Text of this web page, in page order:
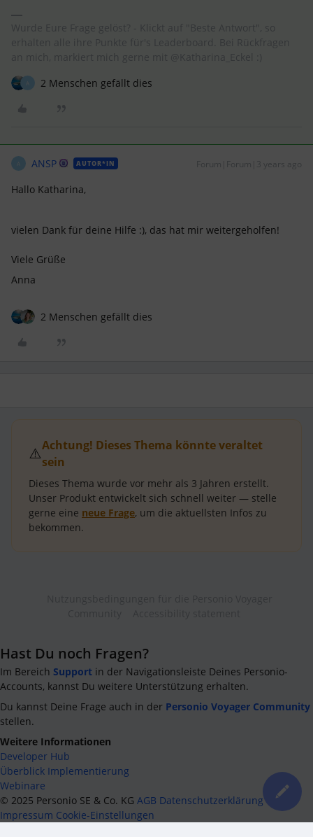
A 2 Menschen gefällt dies
A ANSP AUTOR*IN Forum|Forum|3 years ago
Hallo Katharina,
vielen Dank für deine Hilfe :), das hat mir weitergeholfen!
Viele Grüße
Anna
2 Menschen gefällt dies
⚠️Achtung! Dieses Thema könnte veraltet
sein
Dieses Thema wurde vor mehr als 3 Jahren erstellt.
Unser Produkt entwickelt sich schnell weiter — stelle
gerne eine neue Frage, um die aktuellsten Infos zu
bekommen.
Hast Du noch Fragen?
Im Bereich Support in der Navigationsleiste Deines Personio-
Accounts, kannst Du weitere Unterstützung erhalten.
Du kannst Deine Frage auch in der Personio Voyager Community
stellen.
Weitere Informationen
Developer Hub
Überblick Implementierung
Webinare
© 2025 Personio SE & Co. KG AGB Datenschutzerklärung
Impressum Cookie-Einstellungen